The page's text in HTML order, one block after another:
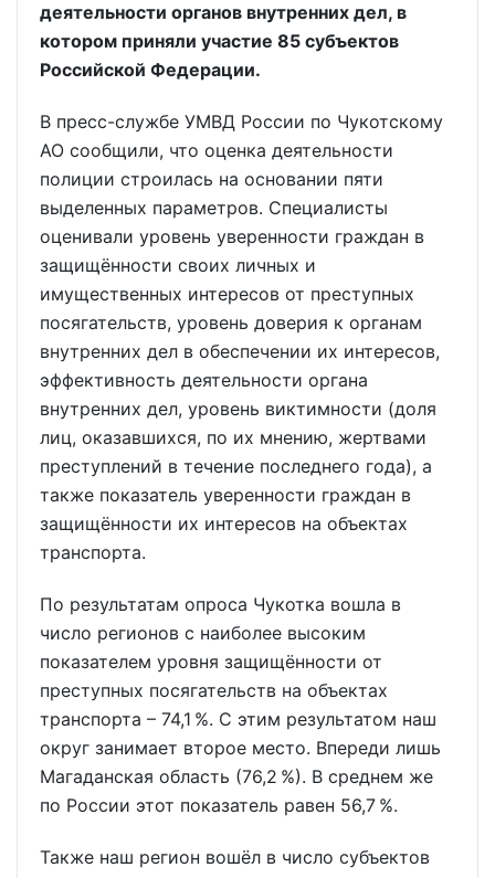
деятельности органов внутренних дел, в
котором приняли участие 85 субъектов
Российской Федерации.
В пресс-службе УМВД России по Чукотскому
АО сообщили, что оценка деятельности
полиции строилась на основании пяти
выделенных параметров. Специалисты
оценивали уровень уверенности граждан в
защищённости своих личных и
имущественных интересов от преступных
посягательств, уровень доверия к органам
внутренних дел в обеспечении их интересов,
эффективность деятельности органа
внутренних дел, уровень виктимности (доля
лиц, оказавшихся, по их мнению, жертвами
преступлений в течение последнего года), а
также показатель уверенности граждан в
защищённости их интересов на объектах
транспорта.
По результатам опроса Чукотка вошла в
число регионов с наиболее высоким
показателем уровня защищённости от
преступных посягательств на объектах
транспорта – 74,1 %. С этим результатом наш
округ занимает второе место. Впереди лишь
Магаданская область (76,2 %). В среднем же
по России этот показатель равен 56,7 %.
Также наш регион вошёл в число субъектов